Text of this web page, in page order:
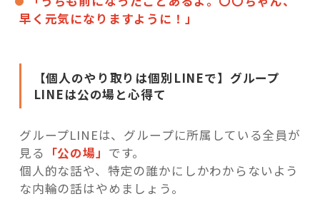
早く元気になりますように！」
【個人のやり取りは個別LINEで】グループ
LINEは公の場と心得て
グループLINEは、グループに所属している全員が
見る 「公の場」 です。
個人的な話や、特定の誰かにしかわからないよう
な内輪の話はやめましょう。